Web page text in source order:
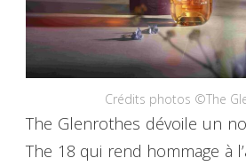
Crédits photos ©The
The Glenrothes dévoile un
The 18 qui rend hommage à